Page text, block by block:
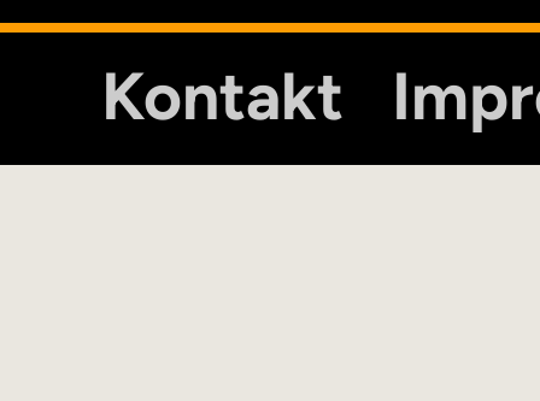
Kontakt